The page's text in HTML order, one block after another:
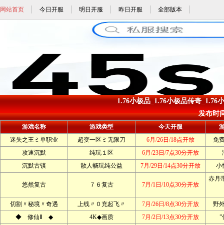
网站首页 今日开服 明日开服 昨日开服 全部版本
1.76小极品_1.76小极品传奇_1.76
发布时
游戏名称 游戏类型 今天开服
迷失之王ミ单职业
超变一区ミ无限刀 6月/26日/18点开放
免
攻速沉默
纯玩１区 6月/23日/7点30分开放
沉默古镇
散人畅玩纯公益 7月/29日/14点30分开放 小
悠然复古 ７６复古 7月/1日/10点30分开放
赤月
切割〃秘境〃奇遇 上线〃０充起飞〃 7月/26日/8点30分开放
野
◆ 修仙Ⅱ ◆
4K◆画质 7月/2日/13点30分开放
”